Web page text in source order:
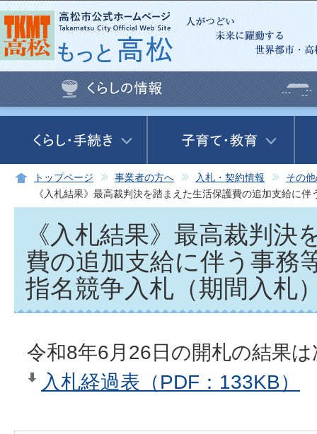
この
トップページ 事業者の方へ 入札・契約情報
その
《入札結果》最高裁判決を踏まえた生活保護費の追加支給に
《入札結果》最高裁判決
費の追加支給に伴う事務
指名競争入札（期間入札
令和8年6月26日の開札の結果
入札経過表（PDF：133KB）